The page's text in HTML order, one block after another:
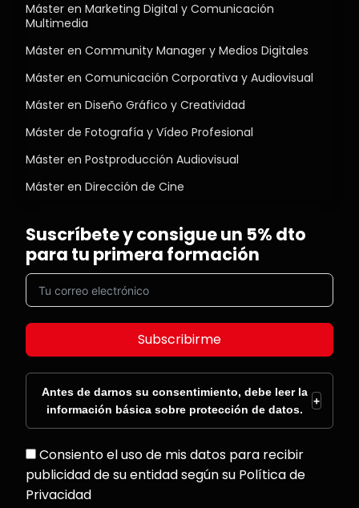
Máster en Marketing Digital y Comunicación
Multimedia
Máster en Community Manager y Medios Digitales
Máster en Comunicación Corporativa y Audiovisual
Máster en Diseño Gráfico y Creatividad
Máster de Fotografía y Vídeo Profesional
Máster en Postproducción Audiovisual
Máster en Dirección de Cine
Suscríbete y consigue un 5% dto
para tu primera formación
Subscribirme
Antes de darnos su consentimiento, debe leer la
información básica sobre protección de datos.
+
Consiento el uso de mis datos para recibir
publicidad de su entidad según su Política de
Privacidad